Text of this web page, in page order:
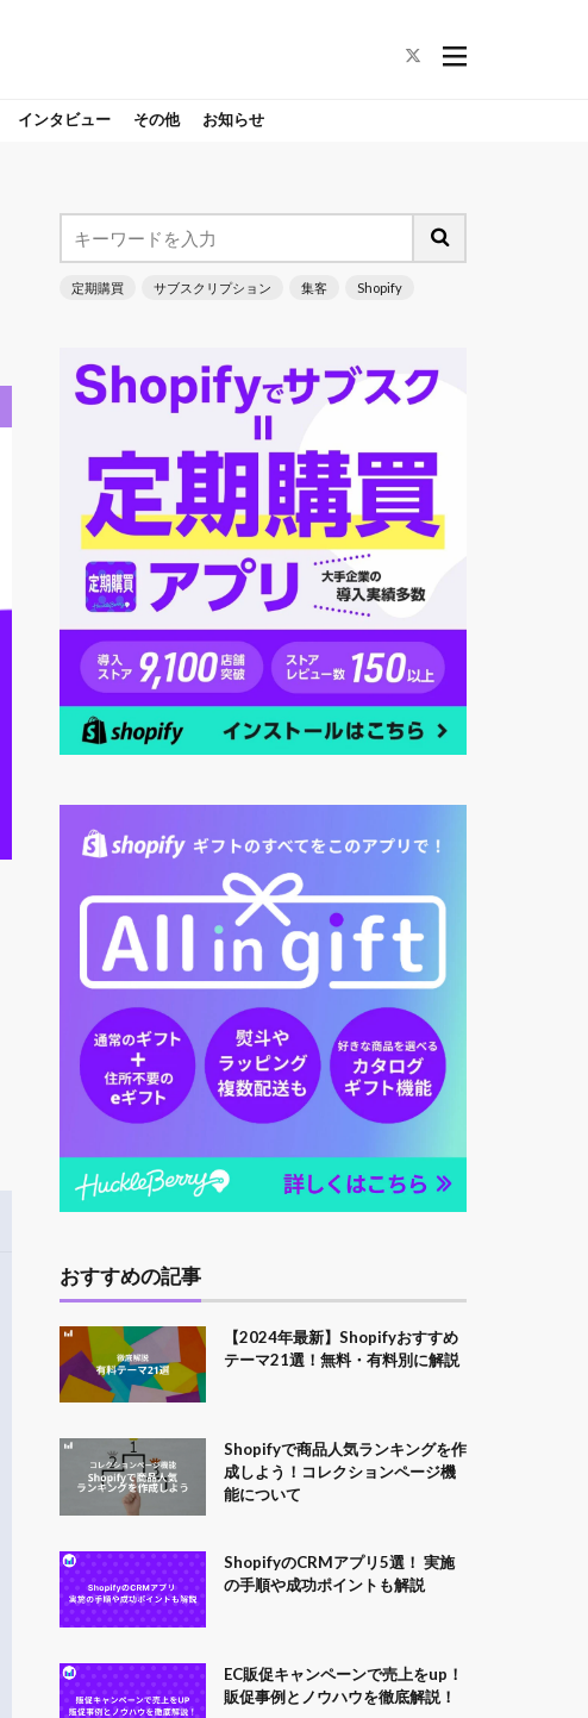
インタビュー その他 お知らせ
定期購買 サブスクリプション 集客 Shopify
おすすめの記事
【2024年最新】Shopifyおすすめ
テーマ21選！無料・有料別に解説
Shopifyで商品人気ランキングを作
成しよう！コレクションページ機
能について
ShopifyのCRMアプリ5選！ 実施
の手順や成功ポイントも解説
EC販促キャンペーンで売上をup！
販促事例とノウハウを徹底解説！